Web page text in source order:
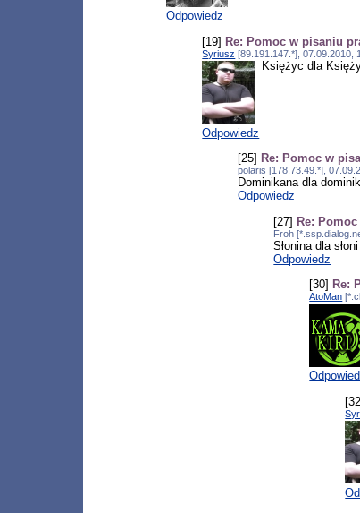
Odpowiedz
[19] Re: Pomoc w pisaniu
Syriusz [89.191.147.*], 07.09.2010,
Księżyc dla
Odpowiedz
[25] Re: Pomoc w
polaris [178.73.49.*],
Dominikana dla
Odpowiedz
[27] Re:
Froh
Słonina dla słoni
Odpowiedz
[30] Re:
AtoMan